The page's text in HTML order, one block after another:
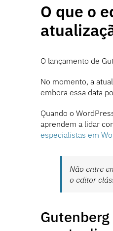
O que o
O lançamento de
No momento, a
embora essa data
Quando o
aprendem a lidar
especialistas em
Não entre
o editor